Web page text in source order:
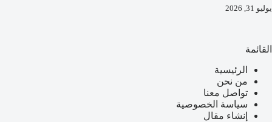
يوليو 31, 2026
القائمة
الرئيسية
من نحن
تواصل معنا
سياسة الخصوصية
إنشاء مقال